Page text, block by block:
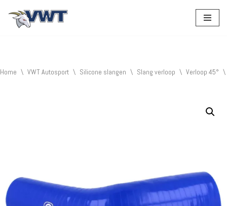
Home \ VWT Autosport \ Silicone slangen \ Slang verloop \ Verloop 45° \